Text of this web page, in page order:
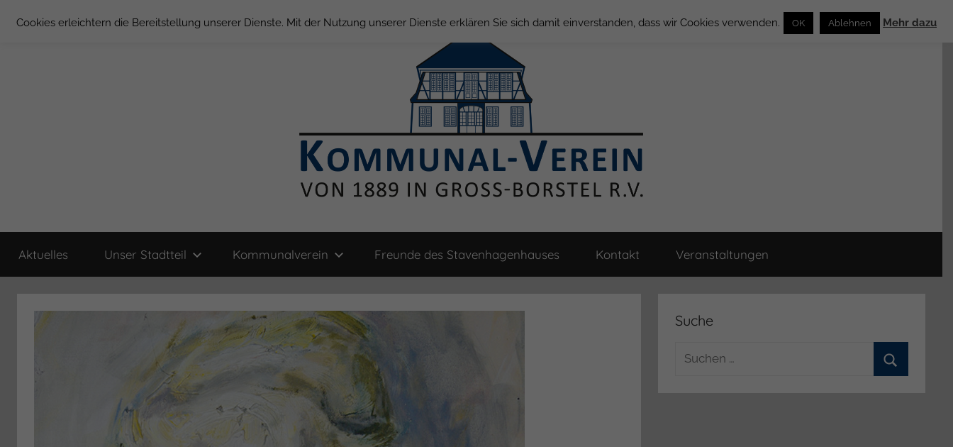
Inhalt
Groß
Borstel
Verein
von
Aktuelles Unser Stadtteil Kommunalverein Freunde des Stavenhagenhauses Kontakt Veranstaltungen
Suche
Suchen
Cookies erleichtern die Bereitstellung unserer Dienste. Mit der Nutzung unserer Dienste erklären Sie sich damit einverstanden, dass wir Cookies verwenden. OK Ablehnen Mehr dazu